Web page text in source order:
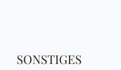
SONSTIGES